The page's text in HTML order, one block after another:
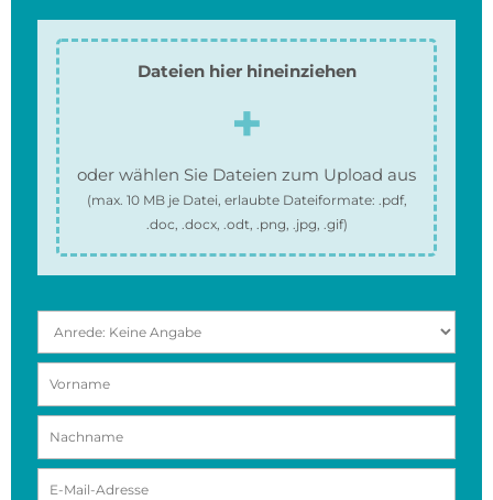
Dateien hier hineinziehen
oder wählen Sie Dateien zum Upload aus
(max. 10 MBje Datei, erlaubte Dateiformate: .pdf,
.doc, .docx, .odt, .png, .jpg, .gif)